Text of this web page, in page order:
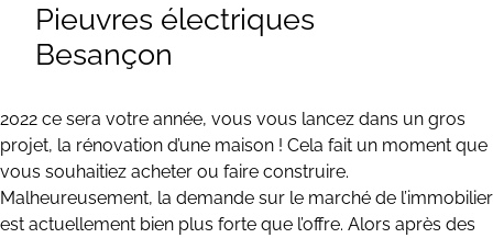
Pieuvres électriques
Besançon
2022 ce sera votre année, vous vous lancez dans un gros
projet, la rénovation d’une maison ! Cela fait un moment que
vous souhaitiez acheter ou faire construire.
Malheureusement, la demande sur le marché de l’immobilier
est actuellement bien plus forte que l’offre. Alors après des